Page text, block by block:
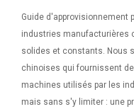
Guide d'approvisionnement
industries manufacturières
solides et constants. Nous
chinoises qui fournissent
machines utilisés par les
mais sans s'y limiter : une